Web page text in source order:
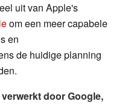
uit van Apple's
om een meer capabele
en
de huidige planning
door Google,